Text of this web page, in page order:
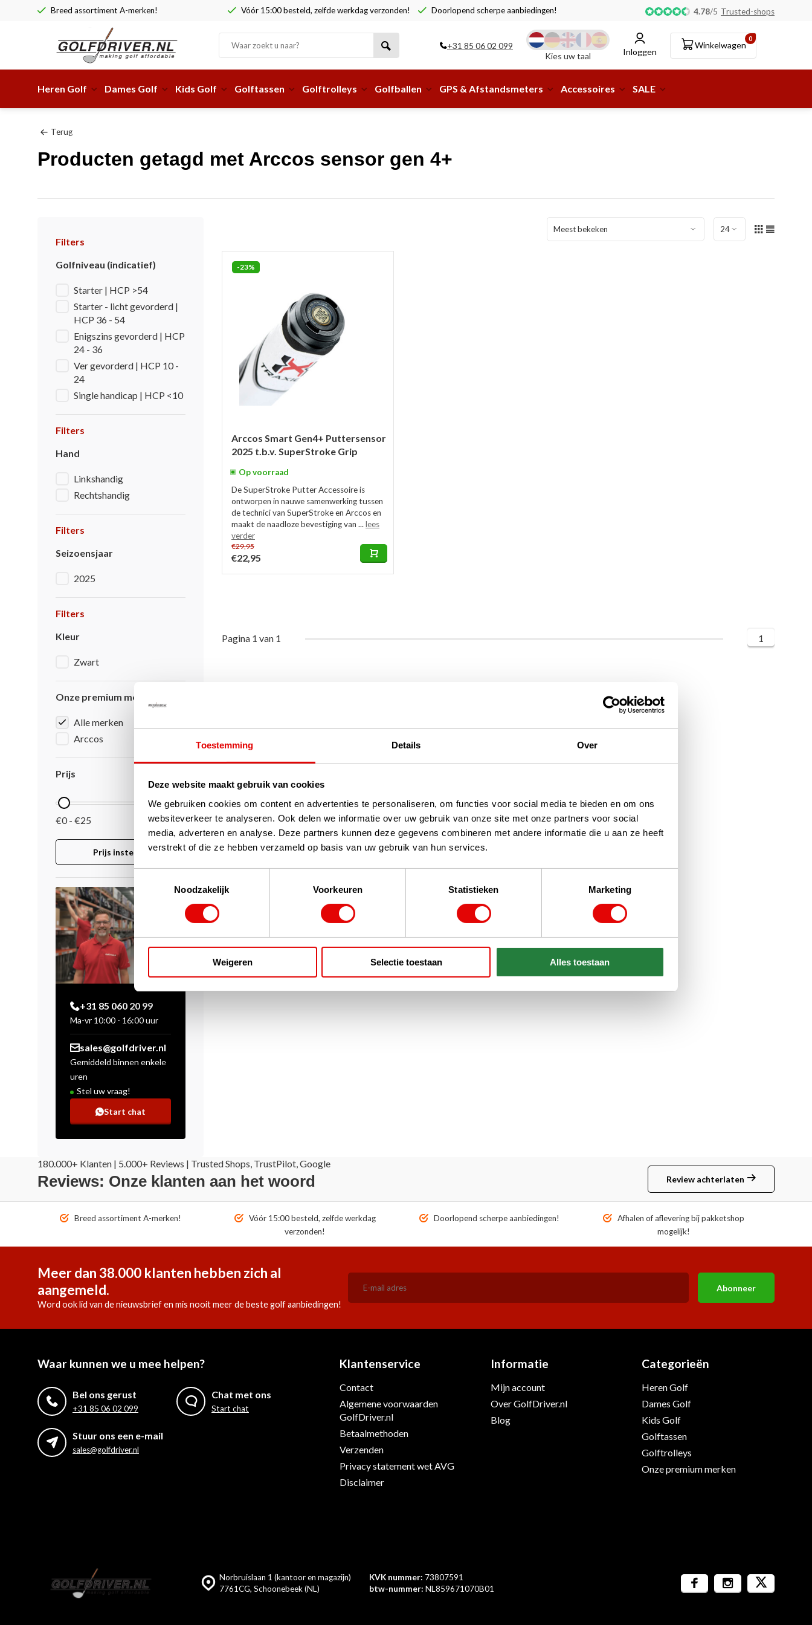
Toestemming Details Over
Deze website maakt gebruik van cookies
We gebruiken cookies om content en advertenties te personaliseren, om functies voor social media te bieden en om ons
websiteverkeer te analyseren. Ook delen we informatie over uw gebruik van onze site met onze partners voor social
media, adverteren en analyse. Deze partners kunnen deze gegevens combineren met andere informatie die u aan ze heeft
verstrekt of die ze hebben verzameld op basis van uw gebruik van hun services.
Noodzakelijk
Voorkeuren Statistieken Marketing
Weigeren Selectie toestaan Alles toestaan
Breed assortiment A-merken! Vóór 15:00 besteld, zelfde werkdag verzonden! Doorlopend scherpe aanbiedingen! Afhalen of aflevering bij pakketshop mogelijk!
4.78/5 Trusted-shops
+31 85 06 02 099
Kies uw taal
Inloggen
0
Winkelwagen
Heren Golf Dames Golf Kids Golf Golftassen Golftrolleys Golfballen GPS & Afstandsmeters Accessoires SALE
Terug
Producten getagd met Arccos sensor gen 4+
Filters
Golfniveau (indicatief)
Starter | HCP >54
Starter - licht gevorderd |
HCP 36 - 54
Enigszins gevorderd | HCP
24 - 36
Ver gevorderd | HCP 10 -
24
Single handicap | HCP <10
Filters
Hand
Linkshandig
Rechtshandig
Filters
Seizoensjaar
2025
Filters
Kleur
Zwart
Onze premium merken
Alle merken
Arccos
Prijs
€0 - €25
Prijs instellen
+31 85 060 20 99
Ma-vr 10:00 - 16:00 uur
sales@golfdriver.nl
Gemiddeld binnen enkele
uren
Stel uw vraag!
Start chat
-23%
Arccos Smart Gen4+ Puttersensor
2025 t.b.v. SuperStroke Grip
Op voorraad
De SuperStroke Putter Accessoire is
ontworpen in nauwe samenwerking tussen
de technici van SuperStroke en Arccos en
maakt de naadloze bevestiging van ... lees
verder
€29,95
€22,95
Pagina 1 van 1 1
180.000+ Klanten | 5.000+ Reviews | Trusted Shops, TrustPilot, Google
Reviews: Onze klanten aan het woord Review achterlaten
Breed assortiment A-merken!
Vóór 15:00 besteld, zelfde werkdag
verzonden!
Doorlopend scherpe aanbiedingen!
Afhalen of aflevering bij pakketshop
mogelijk!
Meer dan 38.000 klanten hebben zich al
aangemeld.
Word ook lid van de nieuwsbrief en mis nooit meer de beste golf aanbiedingen!
Abonneer
Waar kunnen we u mee helpen?
Bel ons gerust
+31 85 06 02 099
Chat met ons
Start chat
Stuur ons een e-mail
sales@golfdriver.nl
Klantenservice
Contact
Algemene voorwaarden
GolfDriver.nl
Betaalmethoden
Verzenden
Privacy statement wet AVG
Disclaimer
Informatie
Mijn account
Over GolfDriver.nl
Blog
Categorieën
Heren Golf
Dames Golf
Kids Golf
Golftassen
Golftrolleys
Onze premium merken
Norbruislaan 1 (kantoor en magazijn)
7761CG, Schoonebeek (NL)
KVK nummer: 73807591
btw-nummer: NL859671070B01